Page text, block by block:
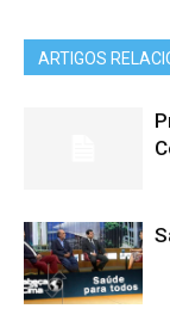
ARTIGOS